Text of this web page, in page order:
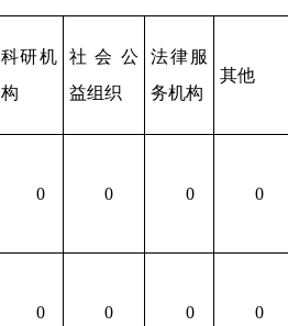
科研机
构
社会公
益组织
法律服
务机构
其他
0 0 0 0
0 0 0 0